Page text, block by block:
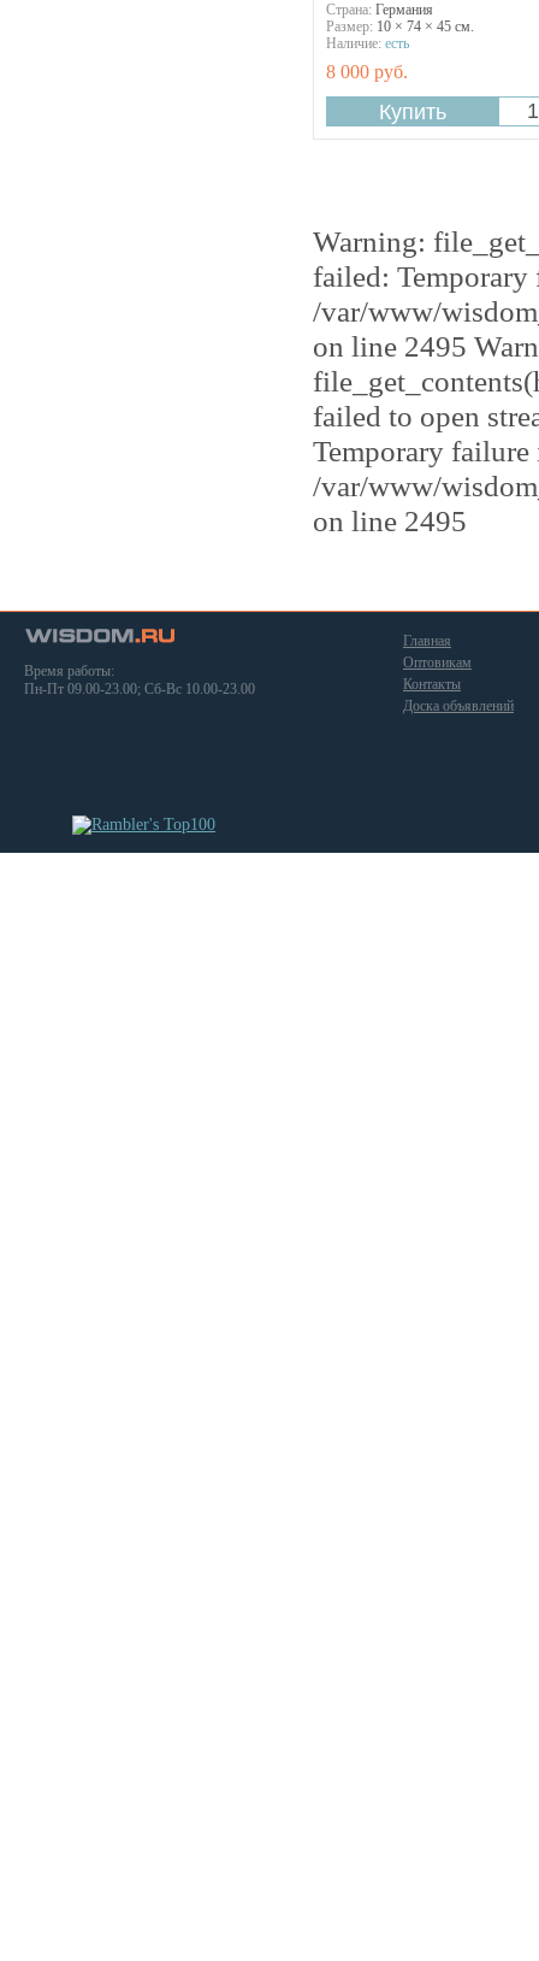
Страна: Германия
Размер: 10 × 74 × 45 см.
Наличие: есть
8 000 руб.
Warning:
failed:
/var/www/
on line 2495
failed to open
Temporary
/var/www/
on line 2495
Время работы:
Пн-Пт 09.00-23.00; Сб-Вс 10.00-23.00
Главная
Оптовикам
Контакты
Доска объявлений